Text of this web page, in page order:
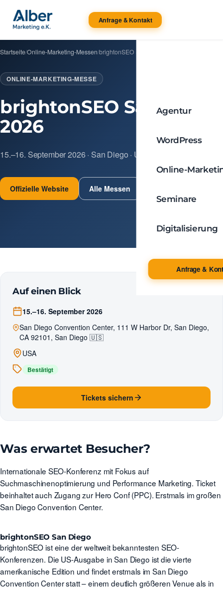
Anfrage & Kontakt
Agentur
WordPress
Online-
Seminare
Digitalisierung
Anfrage &
Startseite/Online-Marketing-Messen/brightonSEO San Diego 2026
ONLINE-MARKETING-MESSE
brightonSEO San Diego
2026
15.–16. September 2026 · San Diego · USA
Offizielle Website Alle Messen
Was erwartet Besucher?
Internationale SEO-Konferenz mit Fokus auf
Suchmaschinenoptimierung und Performance Marketing. Ticket
beinhaltet auch Zugang zur Hero Conf (PPC). Erstmals im großen
San Diego Convention Center.
brightonSEO San Diego
brightonSEO ist eine der weltweit bekanntesten SEO-
Konferenzen. Die US-Ausgabe in San Diego ist die vierte
amerikanische Edition und findet erstmals im San Diego
Convention Center statt – einem deutlich größeren Venue als in
Auf einen Blick
15.–16. September 2026
San Diego Convention Center, 111 W Harbor Dr, San Diego,
CA 92101, San Diego 🇺🇸
USA
Bestätigt
Tickets sichern